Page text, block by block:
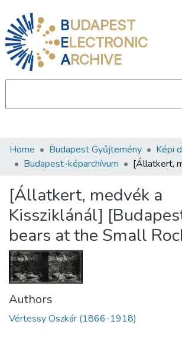
BUDAPEST
ELECTRONIC
ARCHIVE
Communities & Collections
Statistics
About us
Home Budapest Gyűjtemény
Képi
Budapest-képarchívum
[Állatkert, medvék a
Kissziklánál]
bears at the Small
Authors
Vértessy Oszkár (1866-1918)